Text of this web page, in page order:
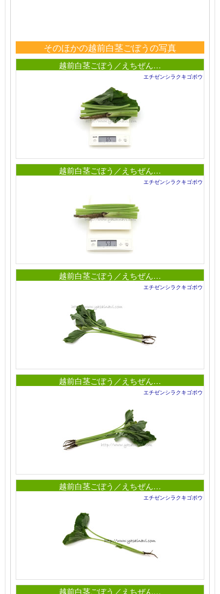
そのほかの越前白茎ごぼうの写真
越前白茎ごぼう／えちぜん…
エチゼンシラクキゴボウ
越前白茎ごぼう／えちぜん…
エチゼンシラクキゴボウ
越前白茎ごぼう／えちぜん…
エチゼンシラクキゴボウ
越前白茎ごぼう／えちぜん…
エチゼンシラクキゴボウ
越前白茎ごぼう／えちぜん…
エチゼンシラクキゴボウ
越前白茎ごぼう／えちぜん…